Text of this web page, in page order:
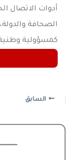
أدوات الاتصال
الصحافة
كمسؤولية
السابق